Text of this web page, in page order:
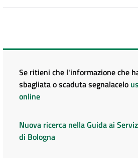
Se ritieni che l'informazione che
sbagliata o scaduta segnalacelo
online
Nuova ricerca nella Guida ai
di Bologna